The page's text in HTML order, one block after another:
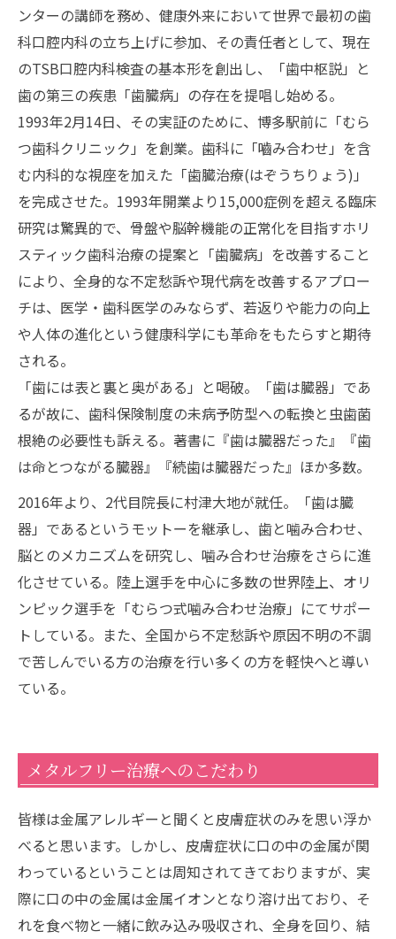
ンターの講師を務め、健康外来において世界で最初の歯
科口腔内科の立ち上げに参加、その責任者として、現在
のTSB口腔内科検査の基本形を創出し、「歯中枢説」と
歯の第三の疾患「歯臓病」の存在を提唱し始める。
1993年2月14日、その実証のために、博多駅前に「むら
つ歯科クリニック」を創業。歯科に「嚙み合わせ」を含
む内科的な視座を加えた「歯臓治療(はぞうちりょう)」
を完成させた。1993年開業より15,000症例を超える臨床
研究は驚異的で、骨盤や脳幹機能の正常化を目指すホリ
スティック歯科治療の提案と「歯臓病」を改善すること
により、全身的な不定愁訴や現代病を改善するアプロー
チは、医学・歯科医学のみならず、若返りや能力の向上
や人体の進化という健康科学にも革命をもたらすと期待
される。
「歯には表と裏と奥がある」と喝破。「歯は臓器」であ
るが故に、歯科保険制度の未病予防型への転換と虫歯菌
根絶の必要性も訴える。著書に『歯は臓器だった』『歯
は命とつながる臓器』『続歯は臓器だった』ほか多数。
2016年より、2代目院長に村津大地が就任。「歯は臓
器」であるというモットーを継承し、歯と噛み合わせ、
脳とのメカニズムを研究し、噛み合わせ治療をさらに進
化させている。陸上選手を中心に多数の世界陸上、オリ
ンピック選手を「むらつ式噛み合わせ治療」にてサポー
トしている。また、全国から不定愁訴や原因不明の不調
で苦しんでいる方の治療を行い多くの方を軽快へと導い
ている。
メタルフリー治療へのこだわり
皆様は金属アレルギーと聞くと皮膚症状のみを思い浮か
べると思います。しかし、皮膚症状に口の中の金属が関
わっているということは周知されてきておりますが、実
際に口の中の金属は金属イオンとなり溶け出ており、そ
れを食べ物と一緒に飲み込み吸収され、全身を回り、結